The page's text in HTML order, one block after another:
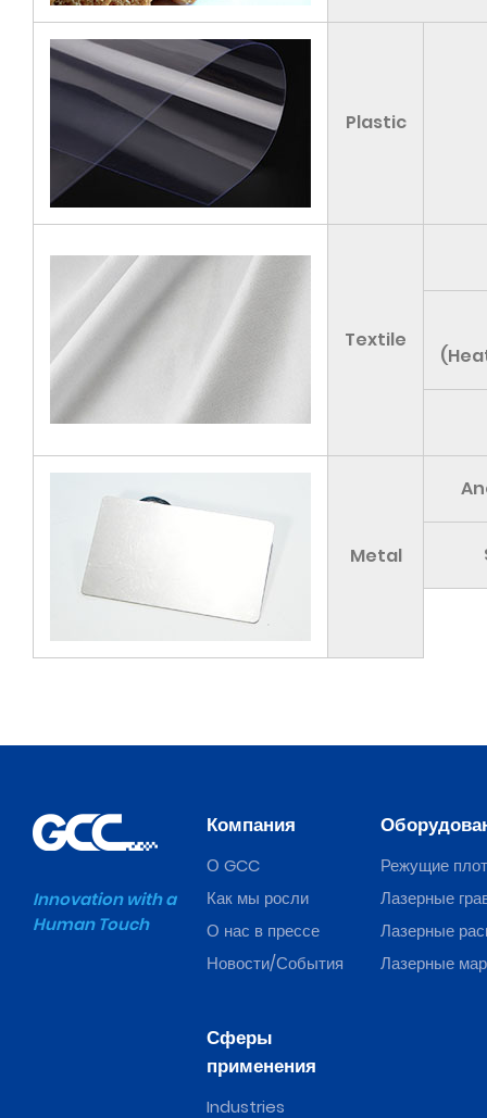
Plastic
Textile
Metal
Innovation with a
Human Touch
Компания
О GCC
Как мы росли
О нас в прессе
Новости/События
Сферы
применения
Industries
Режущие
Лазерные
Лазерные
Лазерные